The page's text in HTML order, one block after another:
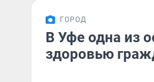
ГОРОД
В Уфе одна из
здоровью